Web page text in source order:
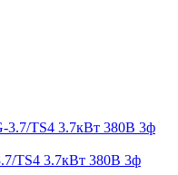
TS4 3.7кВт 380В 3ф